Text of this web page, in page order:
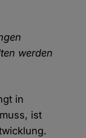
werden
in
ist